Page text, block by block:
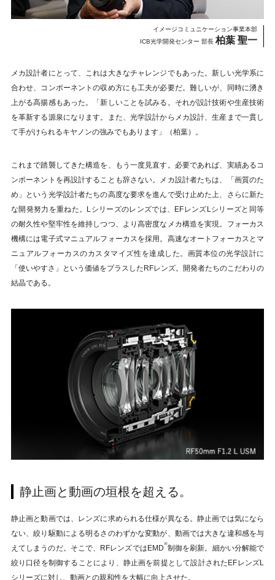
イメージコミュニケーション事業本部
ICB光学開発センター 部長柏葉 聖一
メカ設計者にとって、これは大きなチャレンジでもあった。新しい光学系に
合わせ、コンポーネントの収め方にも工夫が必要だ。難しいが、同時に湧き
上がる高揚感もあった。「新しいことを試みる。それが設計技術や生産技術
を革新する源泉になります。また、光学設計からメカ設計、生産まで一貫し
て手がけられるキヤノンの強みでもあります」（柏葉）。
これまで踏襲してきた構造を、もう一度見直す。必要であれば、実績あるコ
ンポーネントを再設計することも辞さない。メカ設計者たちは、「画質のた
め」という光学設計者たちの高度な要求を進んで受け止めた上、さらに新た
な開発努力を重ねた。Lシリーズのレンズでは、EFレンズLシリーズと同等
の耐久性や堅牢性を維持しつつ、より高密度なメカ構造を実現。フォーカス
機構には電子式マニュアルフォーカスを採用。高速なオートフォーカスとマ
ニュアルフォーカスのカスタマイズ性を達成した。画質本位の光学設計に
「使いやすさ」という価値をプラスしたRFレンズ。開発者たちのこだわりの
結晶である。
静止画と動画の垣根を超える。
静止画と動画では、レンズに求められる仕様が異なる。静止画では気になら
ない、絞り駆動による明るさのわずかな変動が、動画では大きな違和感を与
えてしまうのだ。そこで、RFレンズではEMD
※
制御を刷新。細かい分解能で
絞り口径を制御することにより、静止画を前提として設計されたEFレンズL
シリーズに対し、動画との親和性を大幅に向上させた。